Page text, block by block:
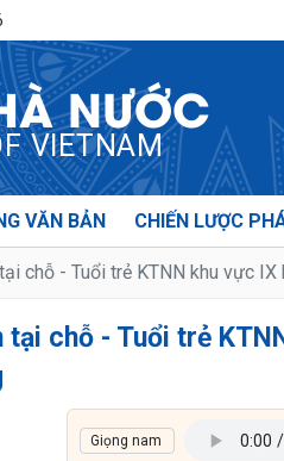
NƯỚC
VIETNAM
VĂN BẢN CHIẾN LƯỢC
chỗ - Tuổi trẻ KTNN khu vực
tại chỗ - Tuổi trẻ